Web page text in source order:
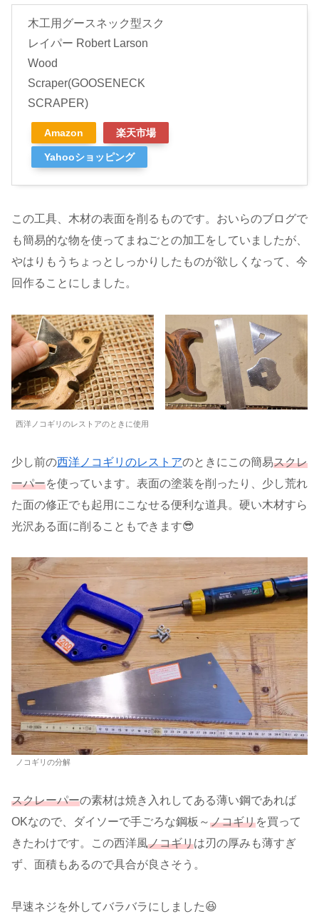
木工用グースネック型スク
レイパー Robert Larson
Wood
Scraper(GOOSENECK
SCRAPER)
Amazon 楽天市場
Yahooショッピング
この工具、木材の表面を削るものです。おいらのブログで
も簡易的な物を使ってまねごとの加工をしていましたが、
やはりもうちょっとしっかりしたものが欲しくなって、今
回作ることにしました。
西洋ノコギリのレストアのときに使用
少し前の西洋ノコギリのレストアのときにこの簡易スクレ
ーパーを使っています。表面の塗装を削ったり、少し荒れ
た面の修正でも起用にこなせる便利な道具。硬い木材すら
光沢ある面に削ることもできます😎
ノコギリの分解
スクレーパーの素材は焼き入れしてある薄い鋼であれば
OKなので、ダイソーで手ごろな鋼板～ノコギリを買って
きたわけです。この西洋風ノコギリは刃の厚みも薄すぎ
ず、面積もあるので具合が良さそう。
早速ネジを外してバラバラにしました😆